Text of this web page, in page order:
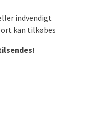
indvendigt
kan tilkøbes